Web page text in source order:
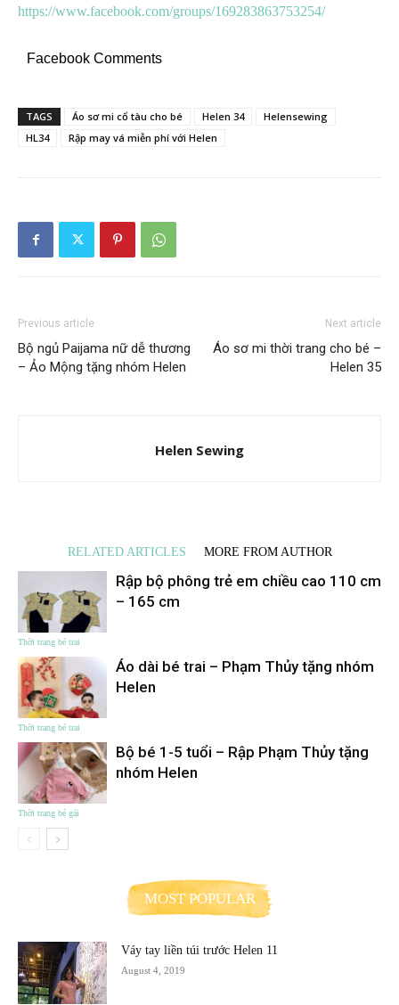
https://www.facebook.com/groups/169283863753254/
Facebook Comments
TAGS Áo sơ mi cổ tàu cho bé Helen 34
Helensewing
HL34
Rập may vá miễn phí với Helen
Previous article
Bộ ngủ Paijama nữ dễ thương
– Ảo Mộng tặng nhóm Helen
Next article
Áo sơ mi thời trang cho bé –
Helen 35
Helen Sewing
RELATED ARTICLES MORE FROM AUTHOR
Thời trang bé trai
Rập bộ phông trẻ em chiều cao 110 cm
– 165 cm
Thời trang bé trai
Áo dài bé trai – Phạm Thủy tặng nhóm
Helen
Thời trang bé gái
Bộ bé 1-5 tuổi – Rập Phạm Thủy tặng
nhóm Helen
MOST POPULAR
Váy tay liền túi trước Helen 11
August 4, 2019